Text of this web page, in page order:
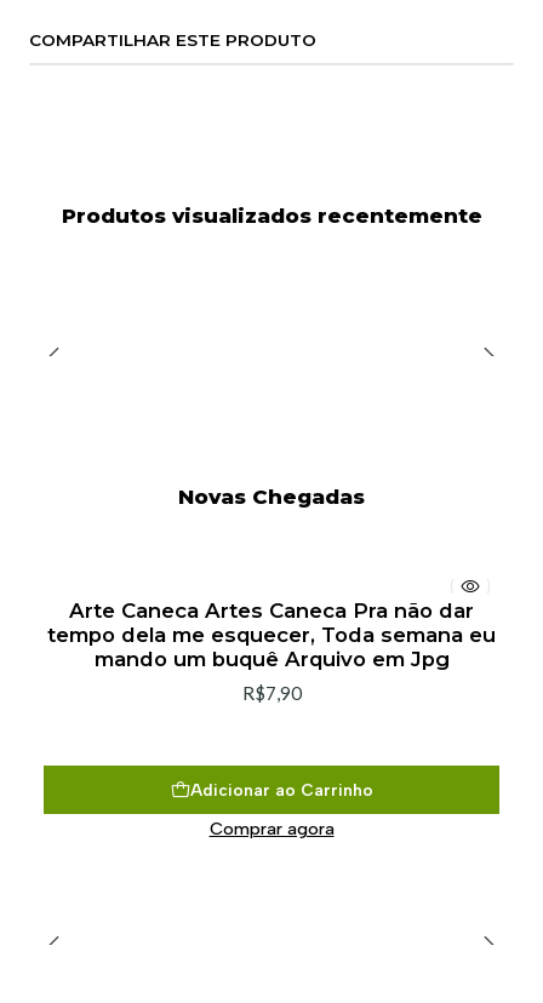
COMPARTILHAR ESTE PRODUTO
Produtos visualizados recentemente
Novas Chegadas
Arte Caneca Artes Caneca Pra não dar
tempo dela me esquecer, Toda semana eu
mando um buquê Arquivo em Jpg
R$7,90
Adicionar ao Carrinho
Comprar agora